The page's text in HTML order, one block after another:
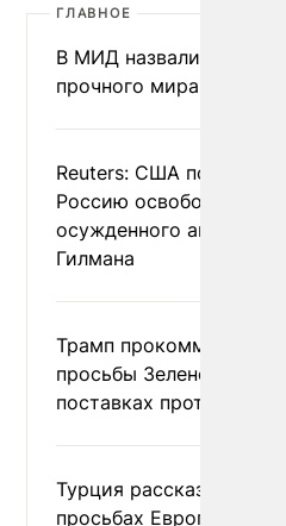
ГЛАВНОЕ
В МИД назвали условия
прочного мира на
Reuters: США
Россию освободить
осужденного
Гилмана
Трамп
просьбы Зеленского о
поставках
Турция рассказала о
просьбах Европы